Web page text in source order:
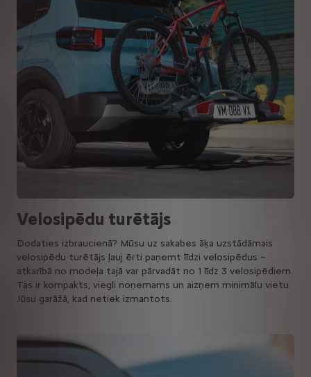
Velosipēdu turētājs
Dodaties izbraucienā? Mūsu uz sakabes āķa uzstādāmais
velosipēdu turētājs ļauj ērti paņemt līdzi velosipēdus –
atkarībā no modeļa tajā var pārvadāt no 1 līdz 3 velosipēdiem.
Tas ir kompakts, viegli noņemams un aizņem minimālu vietu
Jūsu garāžā, kad netiek izmantots.